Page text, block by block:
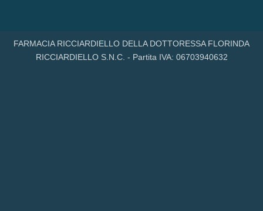
FARMACIA RICCIARDIELLO DELLA DOTTORESSA FLORINDA
RICCIARDIELLO S.N.C. - Partita IVA: 06703940632